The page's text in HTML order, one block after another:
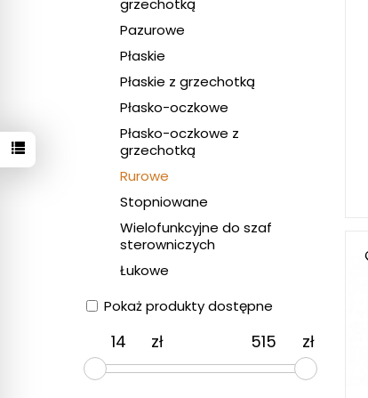
grzechotką
Pazurowe
Płaskie
Płaskie z grzechotką
Płasko-oczkowe
Płasko-oczkowe z
grzechotką
Rurowe
Stopniowane
Wielofunkcyjne do szaf
sterowniczych
Łukowe
Pokaż produkty dostępne
zł zł